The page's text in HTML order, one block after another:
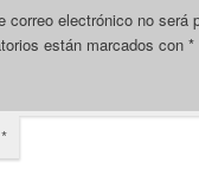
correo electrónico no será
están marcados con*
*